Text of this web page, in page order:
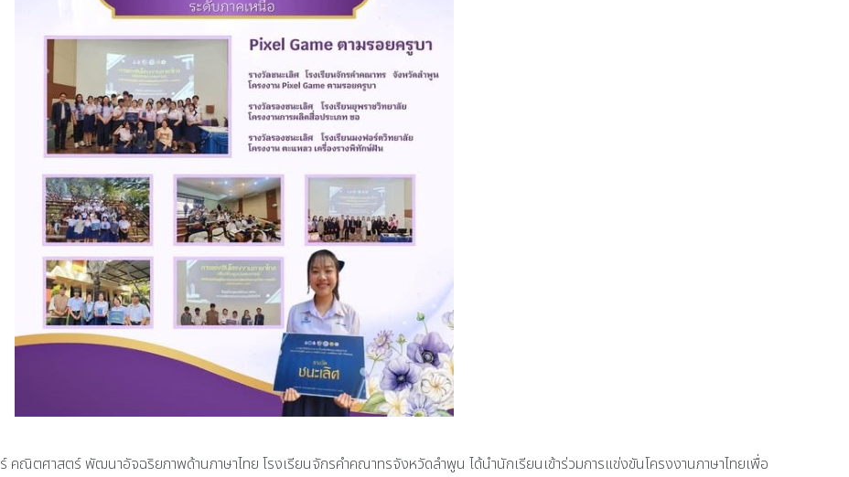
ตศาสตร์ พัฒนาอัจฉริยภาพด้านภาษาไทย โรงเรียนจักรคำคณาทรจังหวัดลำพูน ได้นำนักเรียนเข้าร่วมการแข่งขันโครงงานภาษาไทยเพื่อ